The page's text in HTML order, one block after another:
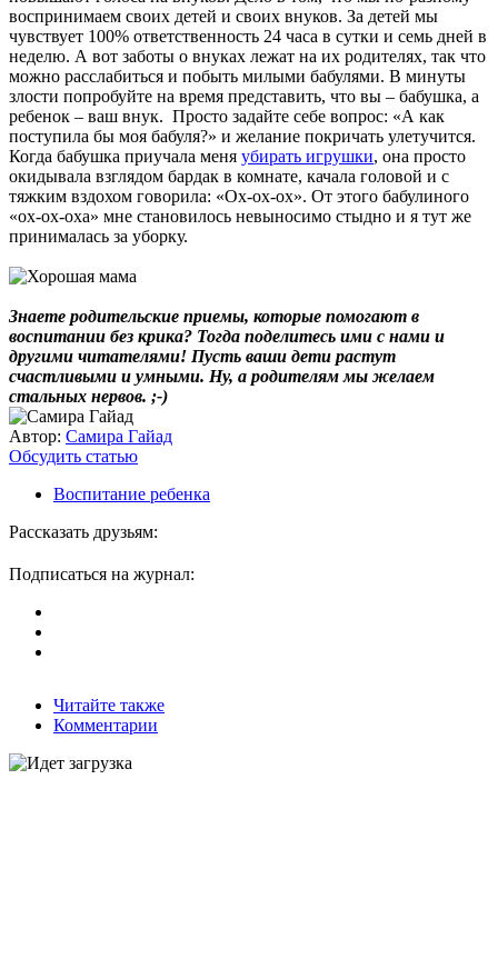
воспринимаем своих детей и своих внуков. За детей мы
чувствует 100% ответственность 24 часа в сутки и семь дней в
неделю. А вот заботы о внуках лежат на их родителях, так что
можно расслабиться и побыть милыми бабулями. В минуты
злости попробуйте на время представить, что вы – бабушка, а
ребенок – ваш внук. Просто задайте себе вопрос: «А как
поступила бы моя бабуля?» и желание покричать улетучится.
Когда бабушка приучала меня убирать игрушки, она просто
окидывала взглядом бардак в комнате, качала головой и с
тяжким вздохом говорила: «Ох-ох-ох». От этого бабулиного
«ох-ох-оха» мне становилось невыносимо стыдно и я тут же
принималась за уборку.
Знаете родительские приемы, которые помогают в
воспитании без крика? Тогда поделитесь ими с нами и
другими читателями! Пусть ваши дети растут
счастливыми и умными. Ну, а родителям мы желаем
стальных нервов. ;-)
Автор: Самира Гайад
Обсудить статью
Воспитание ребенка
Рассказать друзьям:
Подписаться на журнал:
Читайте также
Комментарии